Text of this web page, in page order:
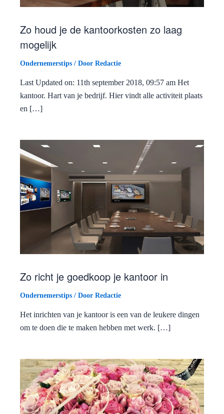
Zo houd je de kantoorkosten zo laag
mogelijk
Ondernemerstips / Door Redactie
Last Updated on: 11th september 2018, 09:57 am Het
kantoor. Hart van je bedrijf. Hier vindt alle activiteit plaats
en […]
Zo richt je goedkoop je kantoor in
Ondernemerstips / Door Redactie
Het inrichten van je kantoor is een van de leukere dingen
om te doen die te maken hebben met werk. […]